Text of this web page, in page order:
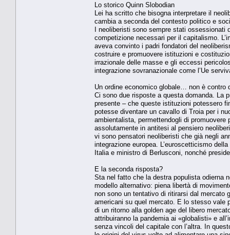
Lo storico Quinn Slobodian
Lei ha scritto che bisogna interpretare il
cambia a seconda del contesto politico e
I neoliberisti sono sempre stati ossessionati
competizione necessari per il capitalismo.
aveva convinto i padri fondatori del
costruire e promuovere istituzioni e
irrazionale delle masse e gli eccessi
integrazione sovranazionale come l’Ue
Un ordine economico globale… non è
Ci sono due risposte a questa domanda. La
presente – che queste istituzioni potessero
potesse diventare un cavallo di Troia per i
ambientalista, permettendogli di
assolutamente in antitesi al pensiero
vi sono pensatori neoliberisti che già negli
integrazione europea. L’euroscetticismo
Italia e ministro di Berlusconi, nonché
E la seconda risposta?
Sta nel fatto che la destra populista odierna
modello alternativo: piena libertà di
non sono un tentativo di ritirarsi dal mercato
americani su quel mercato. E lo stesso vale
di un ritorno alla golden age del libero
attribuiranno la pandemia ai «globalisti» e
senza vincoli del capitale con l’altra. In